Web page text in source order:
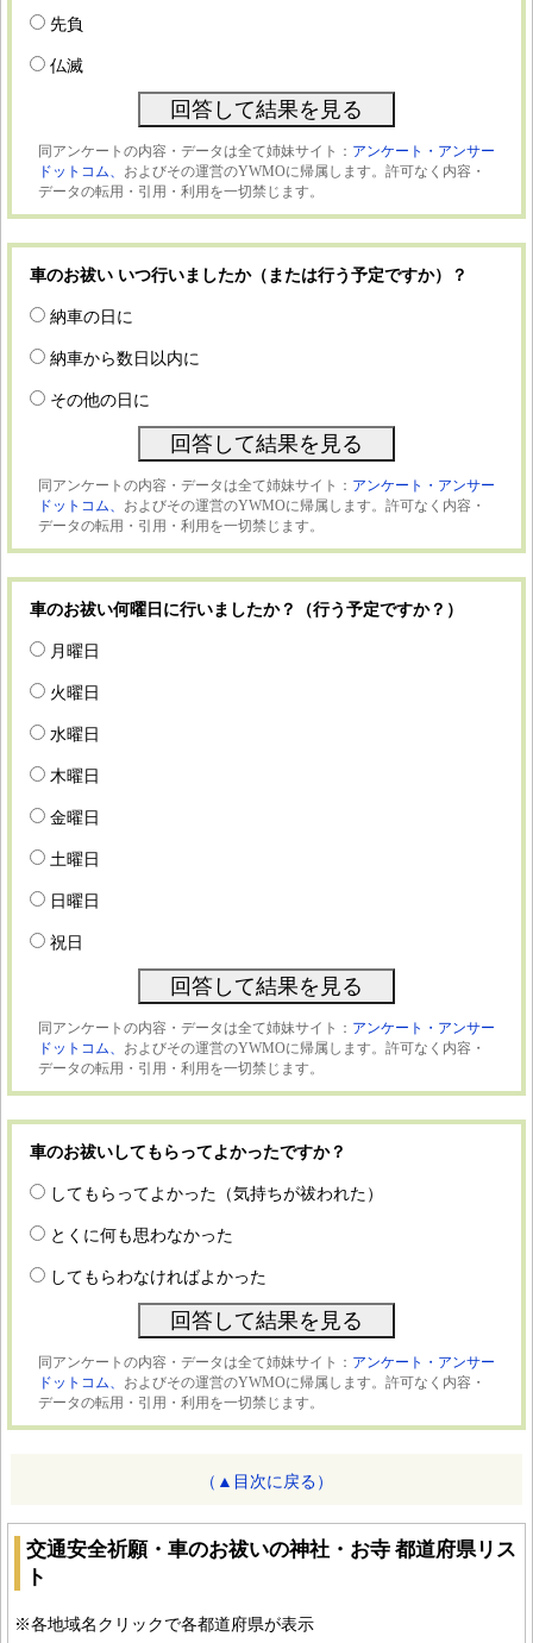
先負
仏滅
同アンケートの内容・データは全て姉妹サイト： アンケート・アンサー
ドットコム、 およびその運営のYWMOに帰属します。許可なく内容・
データの転用・引用・利用を一切禁じます。
車のお祓い いつ行いましたか（または行う予定ですか）？
納車の日に
納車から数日以内に
その他の日に
同アンケートの内容・データは全て姉妹サイト： アンケート・アンサー
ドットコム、 およびその運営のYWMOに帰属します。許可なく内容・
データの転用・引用・利用を一切禁じます。
車のお祓い何曜日に行いましたか？（行う予定ですか？）
月曜日
火曜日
水曜日
木曜日
金曜日
土曜日
日曜日
祝日
同アンケートの内容・データは全て姉妹サイト： アンケート・アンサー
ドットコム、 およびその運営のYWMOに帰属します。許可なく内容・
データの転用・引用・利用を一切禁じます。
車のお祓いしてもらってよかったですか？
してもらってよかった（気持ちが祓われた）
とくに何も思わなかった
してもらわなければよかった
同アンケートの内容・データは全て姉妹サイト： アンケート・アンサー
ドットコム、 およびその運営のYWMOに帰属します。許可なく内容・
データの転用・引用・利用を一切禁じます。
（▲目次に戻る）
交通安全祈願・車のお祓いの神社・お寺 都道府県リス
ト
※各地域名クリックで各都道府県が表示